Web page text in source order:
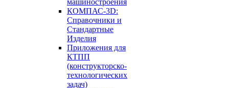
машиностроения
КОМПАС-3D:
Справочники и
Стандартные
Изделия
Приложения для
КТПП
(конструкторско-
технологических
задач)